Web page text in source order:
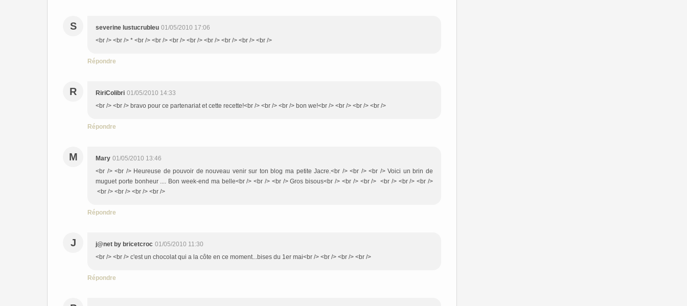
S severine lustucrubleu 01/05/2010 17:06
<br /> <br /> * <br /> <br /> <br /> <br /> <br /> <br /> <br /> <br />
Répondre
R RiriColibri 01/05/2010 14:33
<br /> <br /> bravo pour ce partenariat et cette recette!<br /> <br /> <br /> bon we!<br /> <br /> <br /> <br />
Répondre
M Mary 01/05/2010 13:46
<br /> <br /> Heureuse de pouvoir de nouveau venir sur ton blog ma petite Jacre.<br /> <br /> <br /> Voici un brin de
muguet porte bonheur .... Bon week-end ma belle<br /> <br /> <br /> Gros bisous<br /> <br /> <br /> <br /> <br /> <br />
<br /> <br /> <br /> <br />
Répondre
J j@net by bricetcroc 01/05/2010 11:30
<br /> <br /> c'est un chocolat qui a la côte en ce moment...bises du 1er mai<br /> <br /> <br /> <br />
Répondre